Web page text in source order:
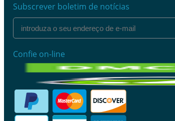
Subscrever boletim de notícias
Confie on-line